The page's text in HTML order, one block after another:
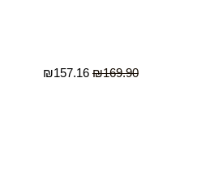
₪169.90
₪157.16